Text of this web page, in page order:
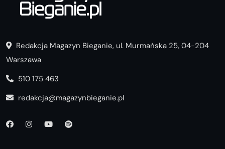
Redakcja Magazyn Bieganie, ul. Murmańska 25, 04-204
Warszawa
510 175 463
redakcja@magazynbieganie.pl